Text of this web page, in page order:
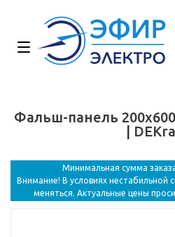
Фальш-панель
|
Минимальная сумма
Внимание! В условиях нестабильной
меняться. Актуальные цены